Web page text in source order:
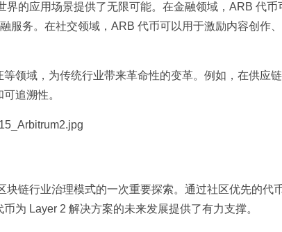
的应用场景提供了无限可能。在金融领域，ARB 代币
服务。在社交领域，ARB 代币可以用于激励内容创作
领域，为传统行业带来革命性的变革。例如，在供应
追溯性。
链行业治理模式的一次重要探索。通过社区优先的代
为 Layer 2 解决方案的未来发展提供了有力支撑。